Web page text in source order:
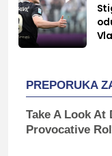
PREPORUKA
Take A Look At
Provocative